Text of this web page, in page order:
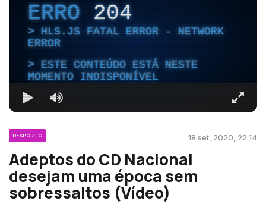
ERRO204
HLS.JS FATAL ERROR - NETWORK
ERROR
ESTE CONTEÚDO ESTÁ NESTE
MOMENTO INDISPONÍVEL
DESPORTO 18 set, 2020, 22:14
Adeptos do CD Nacional
desejam uma época sem
sobressaltos (Vídeo)